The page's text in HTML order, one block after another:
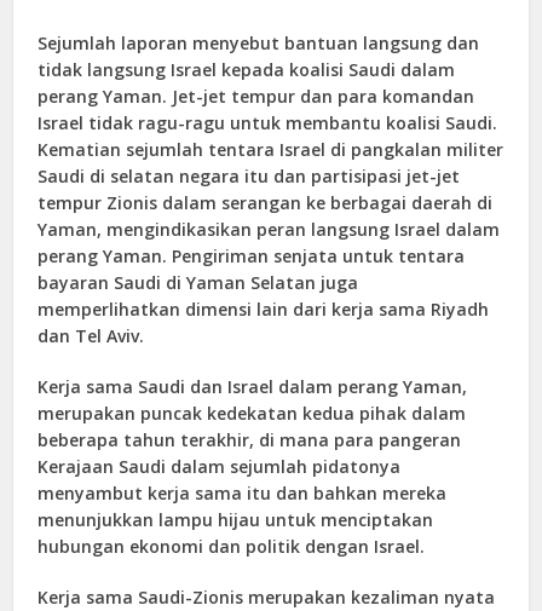
Sejumlah laporan menyebut bantuan langsung dan
tidak langsung Israel kepada koalisi Saudi dalam
perang Yaman. Jet-jet tempur dan para komandan
Israel tidak ragu-ragu untuk membantu koalisi Saudi.
Kematian sejumlah tentara Israel di pangkalan militer
Saudi di selatan negara itu dan partisipasi jet-jet
tempur Zionis dalam serangan ke berbagai daerah di
Yaman, mengindikasikan peran langsung Israel dalam
perang Yaman. Pengiriman senjata untuk tentara
bayaran Saudi di Yaman Selatan juga
memperlihatkan dimensi lain dari kerja sama Riyadh
dan Tel Aviv.
Kerja sama Saudi dan Israel dalam perang Yaman,
merupakan puncak kedekatan kedua pihak dalam
beberapa tahun terakhir, di mana para pangeran
Kerajaan Saudi dalam sejumlah pidatonya
menyambut kerja sama itu dan bahkan mereka
menunjukkan lampu hijau untuk menciptakan
hubungan ekonomi dan politik dengan Israel.
Kerja sama Saudi-Zionis merupakan kezaliman nyata